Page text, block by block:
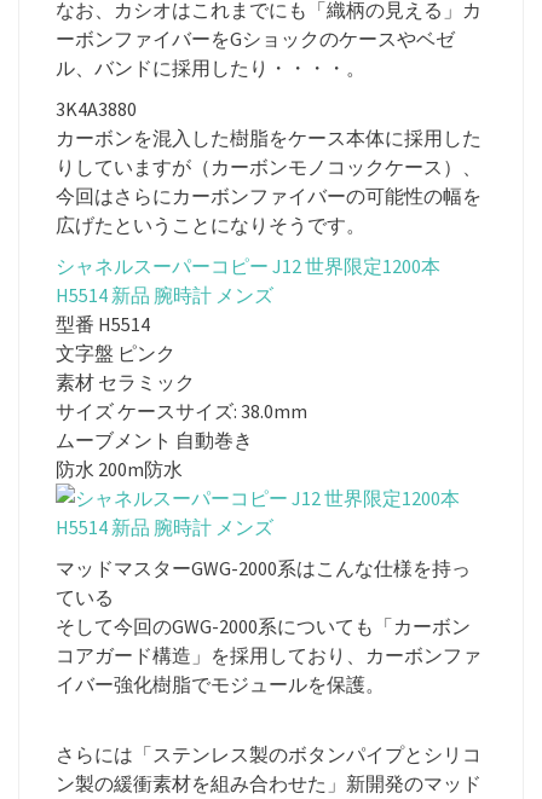
なお、カシオはこれまでにも「織柄の見える」カ
ーボンファイバーをGショックのケースやベゼ
ル、バンドに採用したり・・・・。
3K4A3880
カーボンを混入した樹脂をケース本体に採用した
りしていますが（カーボンモノコックケース）、
今回はさらにカーボンファイバーの可能性の幅を
広げたということになりそうです。
シャネルスーパーコピー J12 世界限定1200本
H5514 新品 腕時計 メンズ
型番 H5514
文字盤 ピンク
素材 セラミック
サイズ ケースサイズ: 38.0mm
ムーブメント 自動巻き
防水 200m防水
マッドマスターGWG-2000系はこんな仕様を持っ
ている
そして今回のGWG-2000系についても「カーボン
コアガード構造」を採用しており、カーボンファ
イバー強化樹脂でモジュールを保護。
さらには「ステンレス製のボタンパイプとシリコ
ン製の緩衝素材を組み合わせた」新開発のマッド